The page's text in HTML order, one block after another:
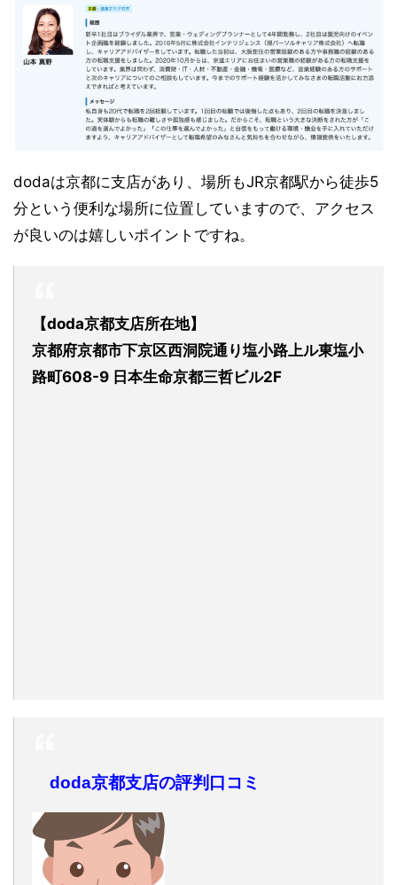
dodaは京都に支店があり、場所もJR京都駅から徒歩5
分という便利な場所に位置していますので、アクセス
が良いのは嬉しいポイントですね。
【doda京都支店所在地】
京都府京都市下京区西洞院通り塩小路上ル東塩小
路町608-9 日本生命京都三哲ビル2F
doda京都支店の評判口コミ